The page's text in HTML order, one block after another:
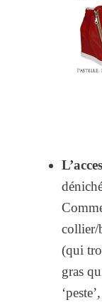
collier/
(qui
gras